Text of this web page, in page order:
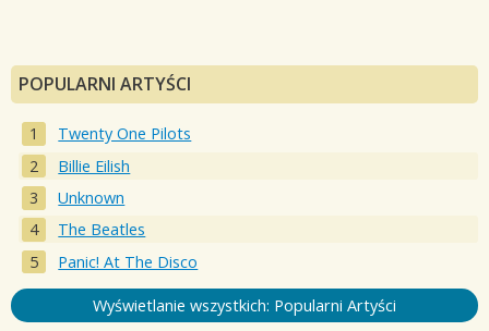
POPULARNI ARTYŚCI
Twenty One Pilots
Billie Eilish
Unknown
The Beatles
Panic! At The Disco
Wyświetlanie wszystkich: Popularni Artyści